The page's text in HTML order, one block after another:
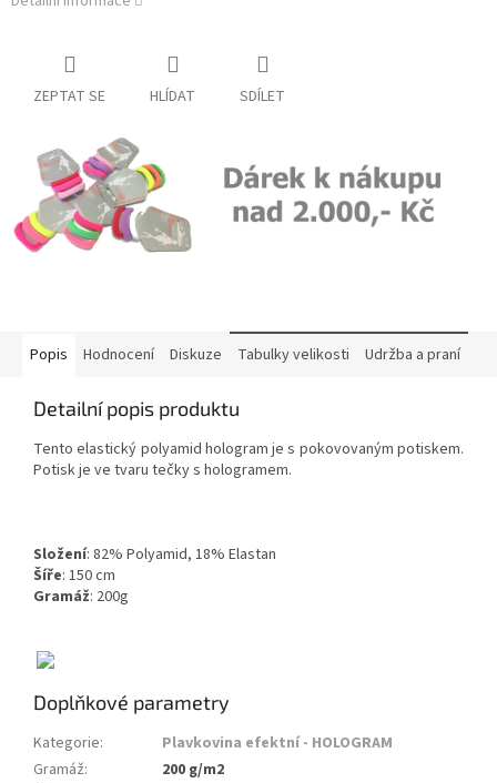
ZEPTAT SE HLÍDAT SDÍLET
Popis Hodnocení Diskuze Tabulky velikosti Udržba a praní
Detailní popis produktu
Tento elastický polyamid hologram je s pokovovaným potiskem.
Potisk je ve tvaru tečky s hologramem.
Složení: 82% Polyamid, 18% Elastan
Šíře: 150 cm
Gramáž: 200g
Doplňkové parametry
Kategorie:
Plavkovina efektní - HOLOGRAM
Gramáž:
200 g/m2